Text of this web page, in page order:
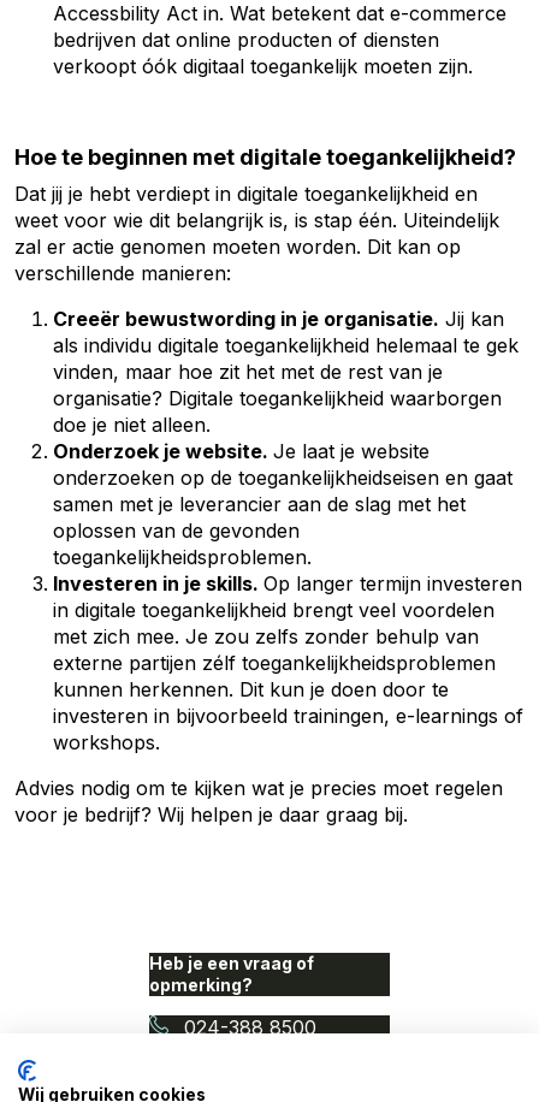
Accessbility Act in. Wat betekent dat e-commerce
bedrijven dat online producten of diensten
verkoopt óók digitaal toegankelijk moeten zijn.
Hoe te beginnen met digitale toegankelijkheid?
Dat jij je hebt verdiept in digitale toegankelijkheid en
weet voor wie dit belangrijk is, is stap één. Uiteindelijk
zal er actie genomen moeten worden. Dit kan op
verschillende manieren:
Creeër bewustwording in je organisatie. Jij kan
als individu digitale toegankelijkheid helemaal te gek
vinden, maar hoe zit het met de rest van je
organisatie? Digitale toegankelijkheid waarborgen
doe je niet alleen.
Onderzoek je website. Je laat je website
onderzoeken op de toegankelijkheidseisen en gaat
samen met je leverancier aan de slag met het
oplossen van de gevonden
toegankelijkheidsproblemen.
Investeren in je skills. Op langer termijn investeren
in digitale toegankelijkheid brengt veel voordelen
met zich mee. Je zou zelfs zonder behulp van
externe partijen zélf toegankelijkheidsproblemen
kunnen herkennen. Dit kun je doen door te
investeren in bijvoorbeeld trainingen, e-learnings of
workshops.
Advies nodig om te kijken wat je precies moet regelen
voor je bedrijf? Wij helpen je daar graag bij.
Heb je een vraag of
opmerking?
024-388 8500
info@proudnerds.com
Wij gebruiken cookies